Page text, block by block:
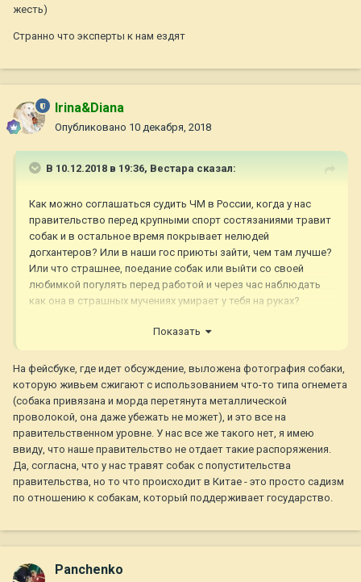
жесть)
Странно что эксперты к нам ездят
Irina&Diana
Опубликовано 10 декабря, 2018
В 10.12.2018 в 19:36, Вестара сказал:
Как можно соглашаться судить ЧМ в России, когда у нас
правительство перед крупными спорт состязаниями травит
собак и в остальное время покрывает нелюдей
догхантеров? Или в наши гос приюты зайти, чем там лучше?
Или что страшнее, поедание собак или выйти со своей
любимкой погулять перед работой и через час наблюдать
как она в страшных мучениях умирает у тебя на руках?
Странно что эксперты к нам ездят
Показать
На фейсбуке, где идет обсуждение, выложена фотография собаки,
которую живьем сжигают с использованием что-то типа огнемета
(собака привязана и морда перетянута металлической
проволокой, она даже убежать не может), и это все на
правительственном уровне. У нас все же такого нет, я имею
ввиду, что наше правительство не отдает такие распоряжения.
Да, согласна, что у нас травят собак с попустительства
правительства, но то что происходит в Китае - это просто садизм
по отношению к собакам, который поддерживает государство.
Panchenko